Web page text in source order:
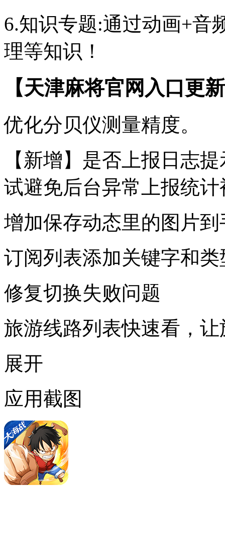
6.知识专题:通过动画+音
理等知识！
【天津麻将官网入口更
优化分贝仪测量精度。
【新增】是否上报日志
试避免后台异常上报统
增加保存动态里的图片
订阅列表添加关键字和类
修复切换失败问题
旅游线路列表快速看，
展开
应用截图